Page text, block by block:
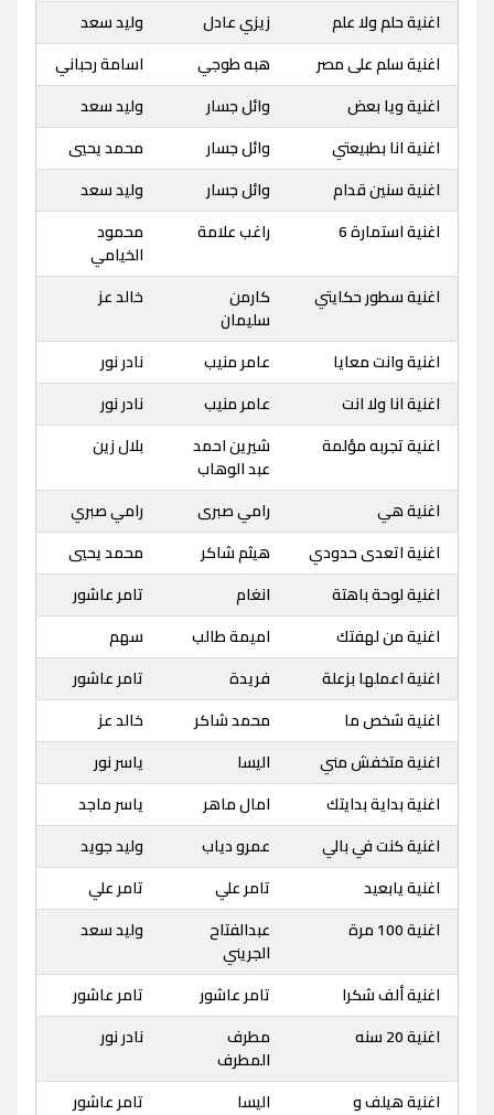
اغنية حلم ولا علم
زيزي عادل
وليد سعد
اغنية سلم على مصر
هبه طوجي
اسامة رحباني
اغنية ويا بعض
وائل جسار
وليد سعد
اغنية انا بطبيعتي
وائل جسار
محمد يحيي
اغنية سنين قدام
وائل جسار
وليد سعد
اغنية استمارة 6
راغب علامة
محمود
الخيامي
اغنية سطور حكايتي
كارمن
سليمان
خالد عز
اغنية وانت معايا عامر منيب
نادر نور
اغنية انا ولا انت
عامر منيب
نادر نور
اغنية تجربه مؤلمة
شيرين احمد
عبد الوهاب
بلال زين
اغنية هي رامي صبرى
رامي صبري
اغنية اتعدى حدودي
هيثم شاكر
محمد يحيي
اغنية لوحة باهتة
انغام
تامر عاشور
اغنية من لهفتك
اميمة طالب
سهم
اغنية اعملها بزعلة
فريدة
تامر عاشور
اغنية شخص ما
محمد شاكر
خالد عز
اغنية متخفش مني
اليسا
ياسر نور
اغنية بداية بدايتك
امال ماهر
ياسر ماجد
اغنية كنت في بالي
عمرو دياب
وليد جويد
اغنية يابعيد
تامر علي
تامر علي
اغنية 100 مرة
عبدالفتاح
الجريني
وليد سعد
اغنية ألف شكرا تامر عاشور
تامر عاشور
اغنية 20 سنه
مطرف
المطرف
نادر نور
اغنية هيلف و
اليسا تامر عاشور